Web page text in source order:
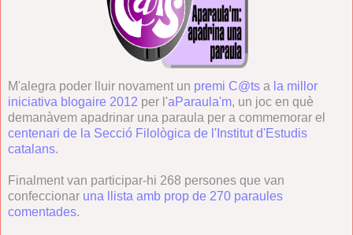
M'alegra poder lluir novament un premi C@ts a la millor
iniciativa blogaire 2012 per l'aParaula'm, un joc en què
demanàvem apadrinar una paraula per a commemorar el
centenari de la Secció Filològica de l'Institut d'Estudis
catalans.
Finalment van participar-hi 268 persones que van
confeccionar una llista amb prop de 270 paraules
comentades.